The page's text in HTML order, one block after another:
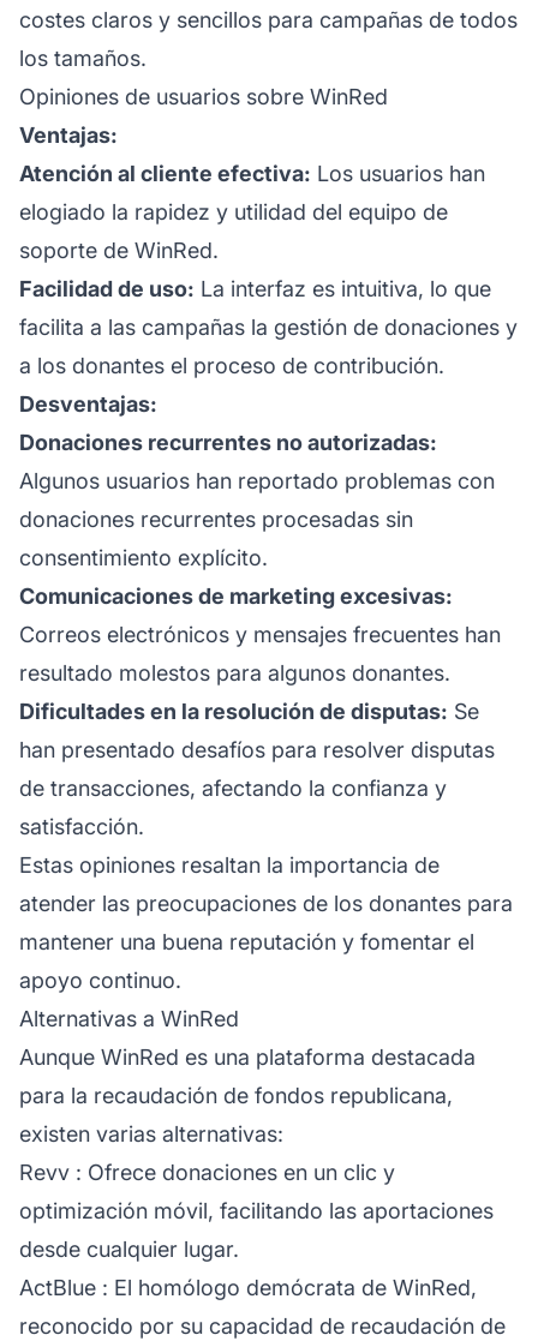
costes claros y sencillos para campañas de todos
los tamaños.
Opiniones de usuarios sobre WinRed
Ventajas:
Atención al cliente efectiva: Los usuarios han
elogiado la rapidez y utilidad del equipo de
soporte de WinRed.
Facilidad de uso: La interfaz es intuitiva, lo que
facilita a las campañas la gestión de donaciones y
a los donantes el proceso de contribución.
Desventajas:
Donaciones recurrentes no autorizadas:
Algunos usuarios han reportado problemas con
donaciones recurrentes procesadas sin
consentimiento explícito.
Comunicaciones de marketing excesivas:
Correos electrónicos y mensajes frecuentes han
resultado molestos para algunos donantes.
Dificultades en la resolución de disputas: Se
han presentado desafíos para resolver disputas
de transacciones, afectando la confianza y
satisfacción.
Estas opiniones resaltan la importancia de
atender las preocupaciones de los donantes para
mantener una buena reputación y fomentar el
apoyo continuo.
Alternativas a WinRed
Aunque WinRed es una plataforma destacada
para la recaudación de fondos republicana,
existen varias alternativas:
Revv : Ofrece donaciones en un clic y
optimización móvil, facilitando las aportaciones
desde cualquier lugar.
ActBlue : El homólogo demócrata de WinRed,
reconocido por su capacidad de recaudación de